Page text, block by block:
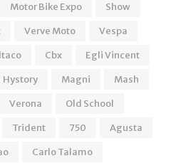
Motor Bike Expo
Show
Verve Moto
Vespa
Cbx
Egli Vincent
Hystory Magni
Mash
Verona
Old School
Trident 750
Agusta
Carlo Talamo